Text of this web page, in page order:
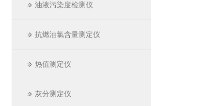
油液污染度检测仪
抗燃油氯含量测定仪
热值测定仪
灰分测定仪